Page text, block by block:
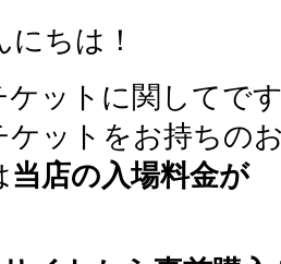
ちは！
ケットに関してで
ケットをお持ちの
当店の入場料金が